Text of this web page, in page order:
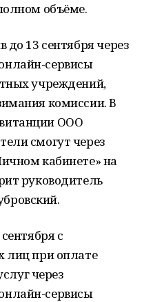
объёме.
13 сентября через
сервисы
учреждений,
комиссии. В
ООО
смогут через
кабинете» на
руководитель
с
лиц при оплате
через
сервисы